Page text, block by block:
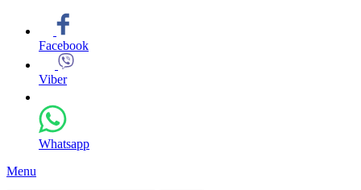
Facebook
Viber
Whatsapp
Menu